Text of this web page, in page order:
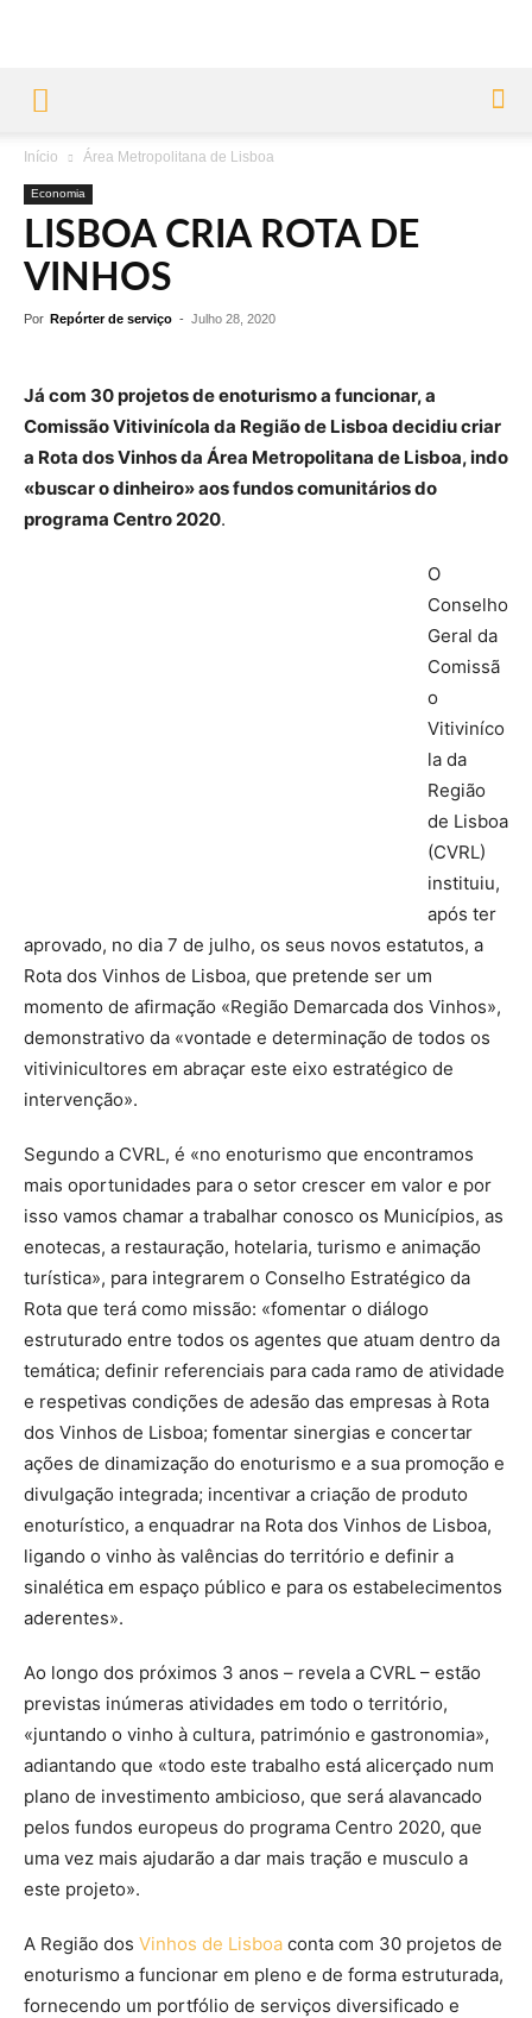
Início Área Metropolitana de Lisboa
Economia
LISBOA CRIA ROTA DE
VINHOS
Por Repórter de serviço - Julho 28, 2020
Já com 30 projetos de enoturismo a funcionar, a
Comissão Vitivinícola da Região de Lisboa decidiu criar
a Rota dos Vinhos da Área Metropolitana de Lisboa, indo
«buscar o dinheiro»aos fundos comunitários do
programa Centro 2020.
O
Conselho
Geral da
Comissã
o
Vitiviníco
la da
Região
de Lisboa
(CVRL)
instituiu,
após ter
aprovado, no dia 7 de julho, os seus novos estatutos, a
Rota dos Vinhos de Lisboa, que pretende ser um
momento de afirmação «Região Demarcada dos Vinhos»,
demonstrativo da «vontade e determinação de todos os
vitivinicultores em abraçar este eixo estratégico de
intervenção».
Segundo a CVRL, é «no enoturismo que encontramos
mais oportunidades para o setor crescer em valor e por
isso vamos chamar a trabalhar conosco os Municípios, as
enotecas, a restauração, hotelaria, turismo e animação
turística», para integrarem o Conselho Estratégico da
Rota que terá como missão: «fomentar o diálogo
estruturado entre todos os agentes que atuam dentro da
temática; definir referenciais para cada ramo de atividade
e respetivas condições de adesão das empresas à Rota
dos Vinhos de Lisboa; fomentar sinergias e concertar
ações de dinamização do enoturismo e a sua promoção e
divulgação integrada; incentivar a criação de produto
enoturístico, a enquadrar na Rota dos Vinhos de Lisboa,
ligando o vinho às valências do território e definir a
sinalética em espaço público e para os estabelecimentos
aderentes».
Ao longo dos próximos 3 anos – revela a CVRL – estão
previstas inúmeras atividades em todo o território,
«juntando o vinho à cultura, património e gastronomia»,
adiantando que «todo este trabalho está alicerçado num
plano de investimento ambicioso, que será alavancado
pelos fundos europeus do programa Centro 2020, que
uma vez mais ajudarão a dar mais tração e musculo a
este projeto».
A Região dos Vinhos de Lisboa conta com 30 projetos de
enoturismo a funcionar em pleno e de forma estruturada,
fornecendo um portfólio de serviços diversificado e